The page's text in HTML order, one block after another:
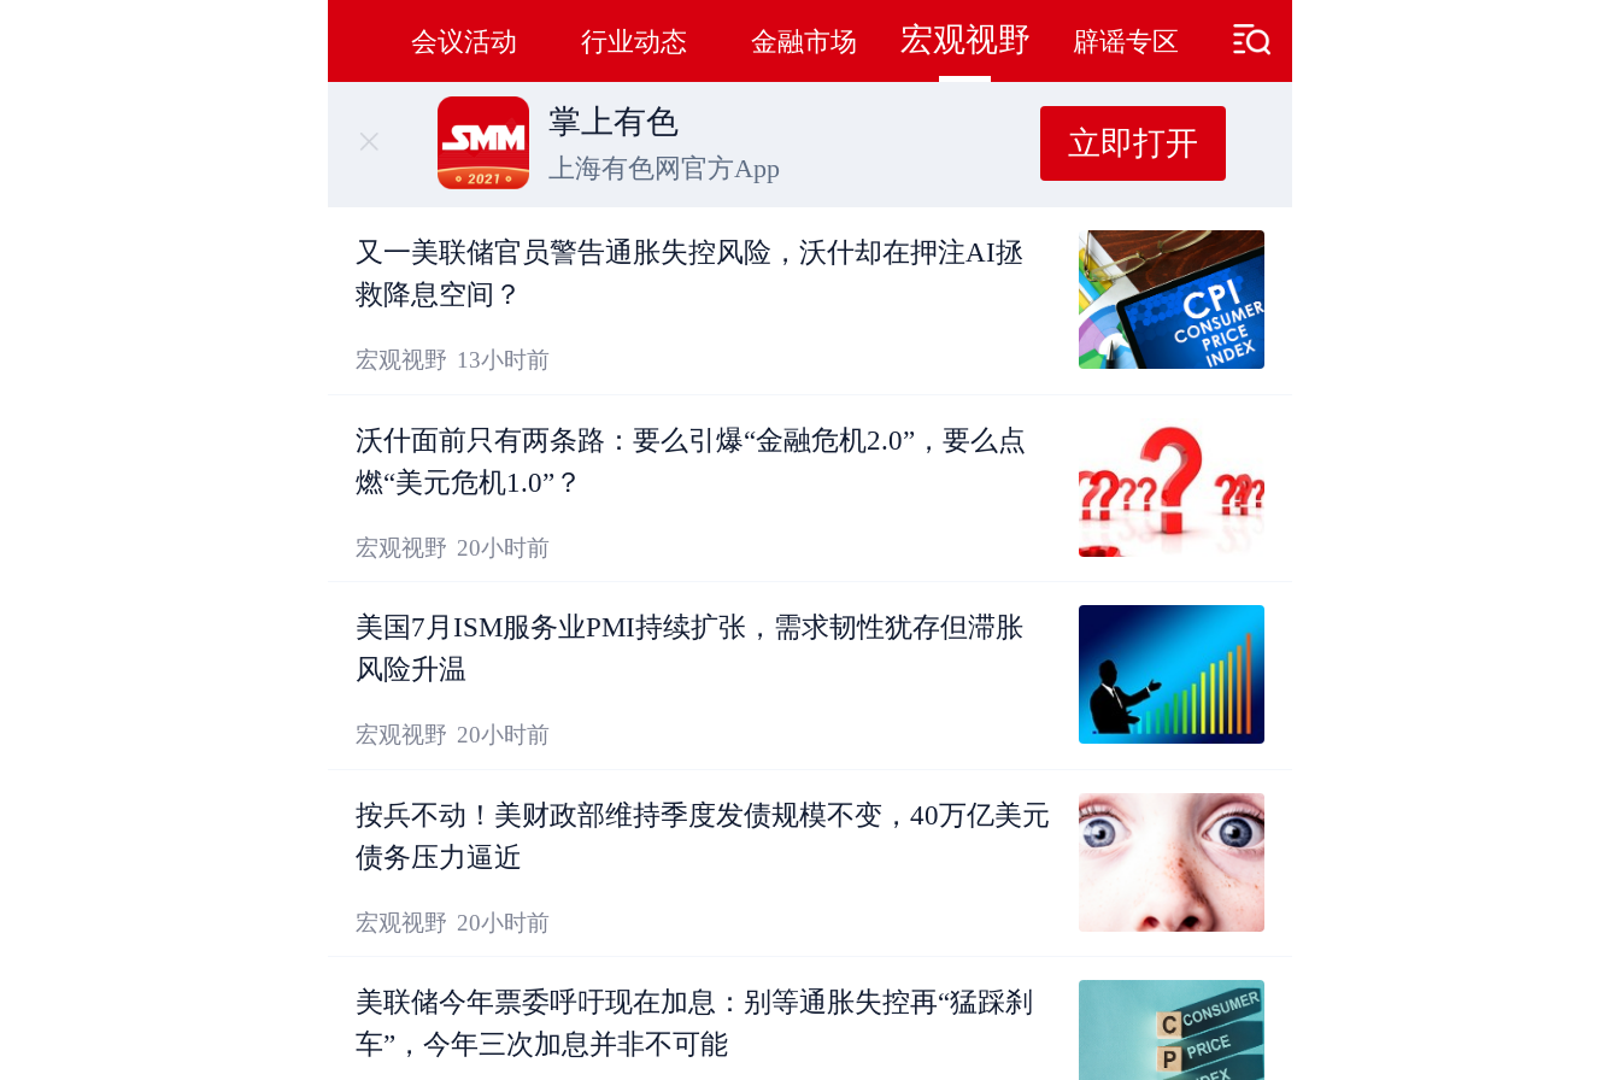
会议活动 行业动态 金融市场 宏观视野 辟谣专区
掌上有色
上海有色网官方App
立即打开
又一美联储官员警告通胀失控风险，沃什却在押注AI拯
救降息空间？
宏观视野 13小时前
沃什面前只有两条路：要么引爆“金融危机2.0”，要么点
燃“美元危机1.0”？
宏观视野 20小时前
美国7月ISM服务业PMI持续扩张，需求韧性犹存但滞胀
风险升温
宏观视野 20小时前
按兵不动！美财政部维持季度发债规模不变，40万亿美元
债务压力逼近
宏观视野 20小时前
美联储今年票委呼吁现在加息：别等通胀失控再“猛踩刹
车”，今年三次加息并非不可能